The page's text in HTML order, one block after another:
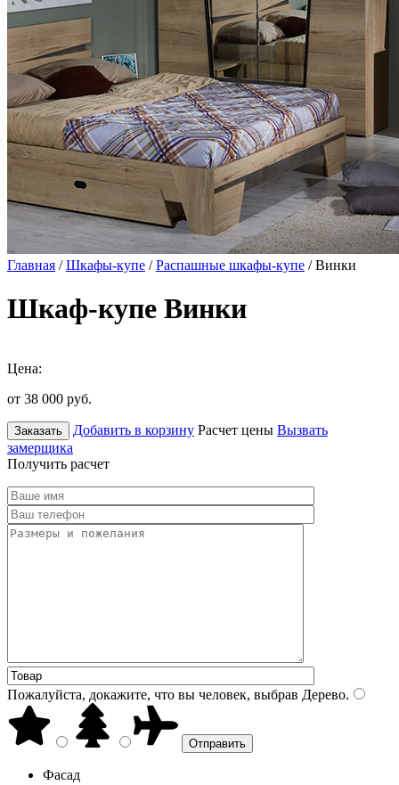
Главная /Шкафы-купе /Распашные шкафы-купе / Винки
Шкаф-купе Винки
Цена:
от 38 000 руб.
Заказать Добавить в корзину Расчет цены Вызвать
замерщика
Получить расчет
Пожалуйста, докажите, что вы человек, выбрав Дерево.
Фасад